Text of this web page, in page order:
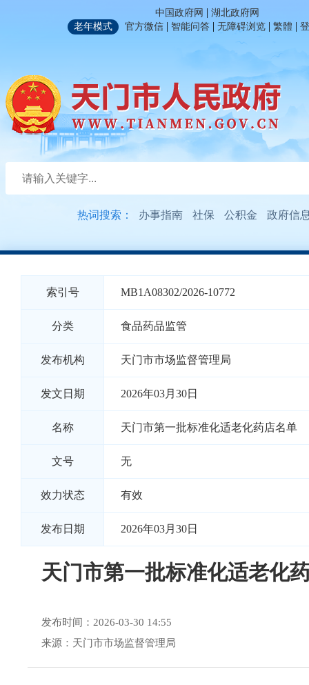
中国政府网 | 湖北政府网
老年模式
官方微信 | 智能问答 | 无障碍浏览 | 繁體 |
热词搜索： 办事指南 社保 公积金 政府信
索引号 MB1A08302/2026-10772
分类 食品药品监管
发布机构 天门市市场监督管理局
发文日期 2026年03月30日
名称 天门市第一批标准化适老化药店名单
文号 无
效力状态 有效
发布日期 2026年03月30日
天门市第一批标准化适老化
发布时间：2026-03-30 14:55
来源：天门市市场监督管理局